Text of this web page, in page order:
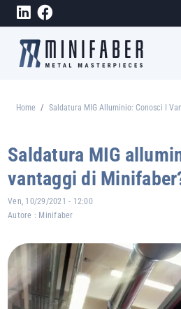
Salta al contenuto principale
Briciole di pane
Home Saldatura MIG Alluminio: Conosci I
Saldatura MIG
vantaggi di
Ven, 10/29/2021 - 12:00
Autore : Minifaber